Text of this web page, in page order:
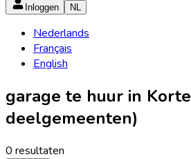
Inloggen NL
Nederlands
Français
English
garage te huur in
deelgemeenten)
0 resultaten